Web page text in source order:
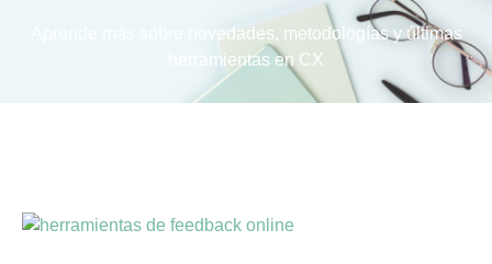
Aprende más sobre novedades, metodologías y últimas
herramientas en CX